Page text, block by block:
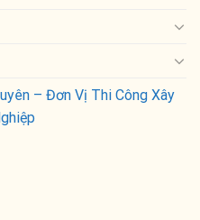
– Đơn Vị Thi Công Xây